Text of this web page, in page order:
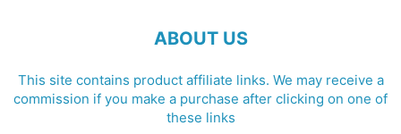
ABOUT US
This site contains product affiliate links. We may receive a
commission if you make a purchase after clicking on one of
these links